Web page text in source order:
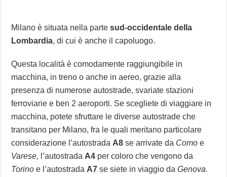
Milano è situata nella partesud-occidentale della
Lombardia, di cui è anche il capoluogo.
Questa località è comodamente raggiungibile in
macchina, in treno o anche in aereo, grazie alla
presenza di numerose autostrade, svariate stazioni
ferroviarie e ben 2 aeroporti. Se scegliete di viaggiare in
macchina, potete sfruttare le diverse autostrade che
transitano per Milano, fra le quali meritano particolare
considerazione l’autostrada A8 se arrivate da Como e
Varese, l’autostrada A4 per coloro che vengono da
Torino e l’autostrada A7 se siete in viaggio daGenova.